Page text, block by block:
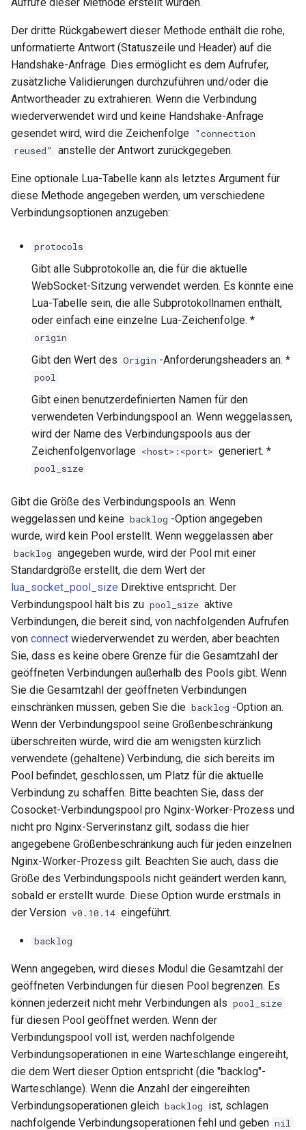
Der dritte Rückgabewert dieser Methode enthält die rohe,
unformatierte Antwort (Statuszeile und Header) auf die
Handshake-Anfrage. Dies ermöglicht es dem Aufrufer,
zusätzliche Validierungen durchzuführen und/oder die
Antwortheader zu extrahieren. Wenn die Verbindung
wiederverwendet wird und keine Handshake-Anfrage
gesendet wird, wird die Zeichenfolge "connection
reused"
anstelle der Antwort zurückgegeben.
Eine optionale Lua-Tabelle kann als letztes Argument für
diese Methode angegeben werden, um verschiedene
Verbindungsoptionen anzugeben:
protocols
Gibt alle Subprotokolle an, die für die aktuelle
WebSocket-Sitzung verwendet werden. Es könnte eine
Lua-Tabelle sein, die alle Subprotokollnamen enthält,
oder einfach eine einzelne Lua-Zeichenfolge. *
origin
Gibt den Wert des Origin -Anforderungsheaders an. *
pool
Gibt einen benutzerdefinierten Namen für den
verwendeten Verbindungspool an. Wenn weggelassen,
wird der Name des Verbindungspools aus der
Zeichenfolgenvorlage <host>:<port> generiert. *
pool_size
Gibt die Größe des Verbindungspools an. Wenn
weggelassen und keine backlog -Option angegeben
wurde, wird kein Pool erstellt. Wenn weggelassen aber
backlog angegeben wurde, wird der Pool mit einer
Standardgröße erstellt, die dem Wert der
lua_socket_pool_size Direktive entspricht. Der
Verbindungspool hält bis zu pool_size aktive
Verbindungen, die bereit sind, von nachfolgenden Aufrufen
von connect wiederverwendet zu werden, aber beachten
Sie, dass es keine obere Grenze für die Gesamtzahl der
geöffneten Verbindungen außerhalb des Pools gibt. Wenn
Sie die Gesamtzahl der geöffneten Verbindungen
einschränken müssen, geben Sie die backlog -Option an.
Wenn der Verbindungspool seine Größenbeschränkung
überschreiten würde, wird die am wenigsten kürzlich
verwendete (gehaltene) Verbindung, die sich bereits im
Pool befindet, geschlossen, um Platz für die aktuelle
Verbindung zu schaffen. Bitte beachten Sie, dass der
Cosocket-Verbindungspool pro Nginx-Worker-Prozess und
nicht pro Nginx-Serverinstanz gilt, sodass die hier
angegebene Größenbeschränkung auch für jeden einzelnen
Nginx-Worker-Prozess gilt. Beachten Sie auch, dass die
Größe des Verbindungspools nicht geändert werden kann,
sobald er erstellt wurde. Diese Option wurde erstmals in
der Version v0.10.14 eingeführt.
backlog
Wenn angegeben, wird dieses Modul die Gesamtzahl der
geöffneten Verbindungen für diesen Pool begrenzen. Es
können jederzeit nicht mehr Verbindungen als pool_size
für diesen Pool geöffnet werden. Wenn der
Verbindungspool voll ist, werden nachfolgende
Verbindungsoperationen in eine Warteschlange eingereiht,
die dem Wert dieser Option entspricht (die "backlog"-
Warteschlange). Wenn die Anzahl der eingereihten
Verbindungsoperationen gleich backlog ist, schlagen
nachfolgende Verbindungsoperationen fehl und geben nil